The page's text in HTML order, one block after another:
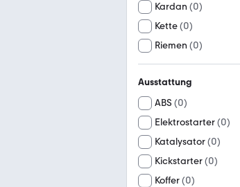
Kardan (0)
Kette(0)
Riemen (0)
Ausstattung
ABS (0)
Elektrostarter(0)
Katalysator(0)
Kickstarter(0)
Koffer(0)